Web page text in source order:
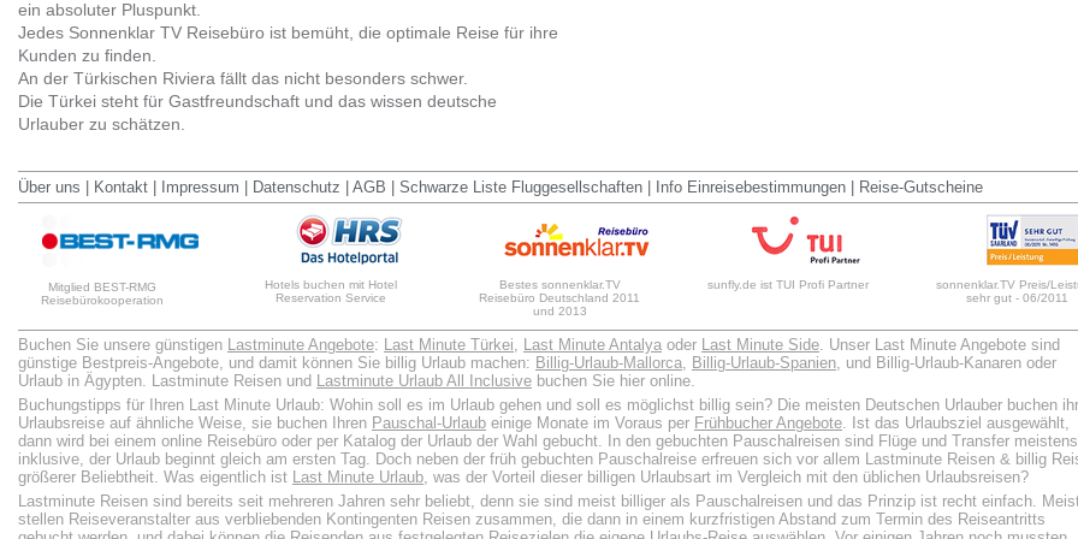
ein absoluter Pluspunkt.
Jedes Sonnenklar TV Reisebüro ist bemüht, die optimale Reise für ihre
Kunden zu finden.
An der Türkischen Riviera fällt das nicht besonders schwer.
Die Türkei steht für Gastfreundschaft und das wissen deutsche
Urlauber zu schätzen.
Über uns Kontakt Impressum Datenschutz AGB Schwarze Liste Fluggesellschaften Info Einreisebestimmungen Reise-Gutscheine
Mitglied BEST-RMG
Reisebürokooperation
Hotels buchen mit Hotel
Reservation Service
Bestes sonnenklar.TV
Reisebüro Deutschland 2011
und 2013
sunfly.de ist TUI Profi Partner
sonnenklar.TV Preis/
sehr gut - 06/2011
Buchen Sie unsere günstigen Lastminute Angebote: Last Minute Türkei, Last Minute Antalya oder Last Minute Side. Unser Last Minute Angebote sind
günstige Bestpreis-Angebote, und damit können Sie billig Urlaub machen: Billig-Urlaub-Mallorca, Billig-Urlaub-Spanien, und Billig-Urlaub-Kanaren oder
Urlaub in Ägypten. Lastminute Reisen und Lastminute Urlaub All Inclusive buchen Sie hier online.
Buchungstipps für Ihren Last Minute Urlaub: Wohin soll es im Urlaub gehen und soll es möglichst billig sein? Die meisten Deutschen Urlauber buchen
Urlaubsreise auf ähnliche Weise, sie buchen Ihren Pauschal-Urlaub einige Monate im Voraus per Frühbucher Angebote. Ist das Urlaubsziel ausgewählt,
dann wird bei einem online Reisebüro oder per Katalog der Urlaub der Wahl gebucht. In den gebuchten Pauschalreisen sind Flüge und Transfer meistens
inklusive, der Urlaub beginnt gleich am ersten Tag. Doch neben der früh gebuchten Pauschalreise erfreuen sich vor allem Lastminute Reisen & billig
größerer Beliebtheit. Was eigentlich ist Last Minute Urlaub, was der Vorteil dieser billigen Urlaubsart im Vergleich mit den üblichen Urlaubsreisen?
Lastminute Reisen sind bereits seit mehreren Jahren sehr beliebt, denn sie sind meist billiger als Pauschalreisen und das Prinzip ist recht einfach.
stellen Reiseveranstalter aus verbliebenden Kontingenten Reisen zusammen, die dann in einem kurzfristigen Abstand zum Termin des Reiseantritts